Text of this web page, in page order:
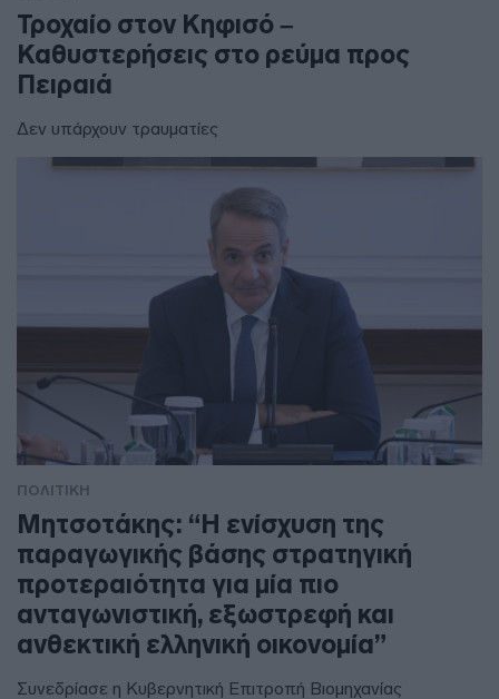
Τροχαίο στον Κηφισό –
Καθυστερήσεις στο ρεύμα προς
Πειραιά
Δεν υπάρχουν τραυματίες
ΠΟΛΙΤΙΚΗ
Μητσοτάκης: “Η ενίσχυση της
παραγωγικής βάσης στρατηγική
προτεραιότητα για μία πιο
ανταγωνιστική, εξωστρεφή και
ανθεκτική ελληνική οικονομία”
Συνεδρίασε η Κυβερνητική Επιτροπή Βιομηχανίας